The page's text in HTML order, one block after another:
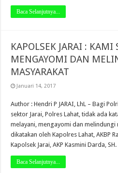
Baca Selanjutnya...
KAPOLSEK JARAI : KAMI
MENGAYOMI DAN
MASYARAKAT
Januari 14, 2017
Author : Hendri P JARAI, LhL – Bagi
sektor Jarai, Polres Lahat, tidak ada
melayani, mengayomi dan melindungi
dikatakan oleh Kapolres Lahat, AKBP
Kapolsek Jarai, AKP Kasmini Darda,
Baca Selanjutnya...